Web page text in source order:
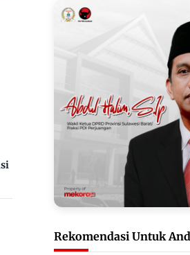
Rekomendasi Untuk